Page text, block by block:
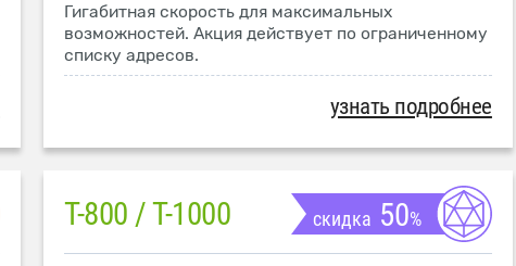
Гигабитная скорость для максимальных
возможностей. Акция действует по ограниченному
списку адресов.
узнать подробнее
T-800 / T-1000 скидка 50%